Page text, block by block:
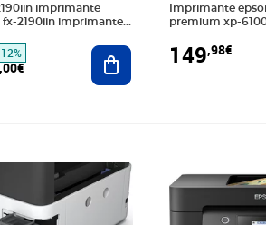
imprimante
fx-2190iin imprimante
,00€
Ajouter au panier
Imprimante
premium xp-
149,98€